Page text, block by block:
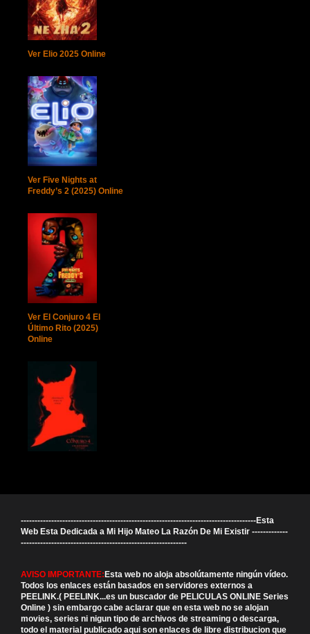
Ver Elio 2025 Online
Ver Five Nights at
Freddy’s 2 (2025) Online
Ver El Conjuro 4 El
Último Rito (2025)
Online
-------------------------------------------------------------------------------------Esta
Web Esta Dedicada a Mi Hijo Mateo La Razón De Mi Existir -------------
------------------------------------------------------------
AVISO IMPORTANTE:Esta web no aloja absolútamente ningún vídeo.
Todos los enlaces están basados en servidores externos a
PEELINK.( PEELINK...es un buscador de PELICULAS ONLINE Series
Online ) sin embargo cabe aclarar que en esta web no se alojan
movies, series ni nigun tipo de archivos de streaming o descarga,
todo el material publicado aqui son enlaces de libre distribucion que